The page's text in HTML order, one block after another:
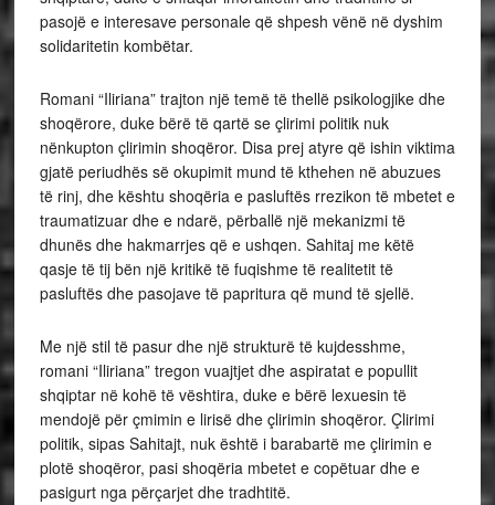
pasojë e interesave personale që shpesh vënë në dyshim
solidaritetin kombëtar.
Romani “Iliriana” trajton një temë të thellë psikologjike dhe
shoqërore, duke bërë të qartë se çlirimi politik nuk
nënkupton çlirimin shoqëror. Disa prej atyre që ishin viktima
gjatë periudhës së okupimit mund të kthehen në abuzues
të rinj, dhe kështu shoqëria e pasluftës rrezikon të mbetet e
traumatizuar dhe e ndarë, përballë një mekanizmi të
dhunës dhe hakmarrjes që e ushqen. Sahitaj me këtë
qasje të tij bën një kritikë të fuqishme të realitetit të
pasluftës dhe pasojave të papritura që mund të sjellë.
Me një stil të pasur dhe një strukturë të kujdesshme,
romani “Iliriana” tregon vuajtjet dhe aspiratat e popullit
shqiptar në kohë të vështira, duke e bërë lexuesin të
mendojë për çmimin e lirisë dhe çlirimin shoqëror. Çlirimi
politik, sipas Sahitajt, nuk është i barabartë me çlirimin e
plotë shoqëror, pasi shoqëria mbetet e copëtuar dhe e
pasigurt nga përçarjet dhe tradhtitë.